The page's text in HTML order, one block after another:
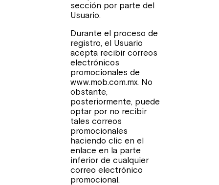
sección por parte del
Usuario.
Durante el proceso de
registro, el Usuario
acepta recibir correos
electrónicos
promocionales de
www.mob.com.mx. No
obstante,
posteriormente, puede
optar por no recibir
tales correos
promocionales
haciendo clic en el
enlace en la parte
inferior de cualquier
correo electrónico
promocional.